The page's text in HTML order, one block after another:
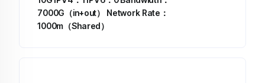
7000G（in+out）
Network Rate：
1000m（Shared）